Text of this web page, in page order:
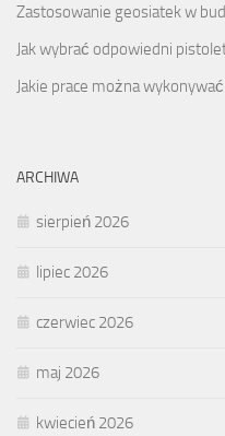
Zastosowanie geosiatek w
Jak wybrać odpowiedni
Jakie prace można
ARCHIWA
sierpień 2026
lipiec 2026
czerwiec 2026
maj 2026
kwiecień 2026